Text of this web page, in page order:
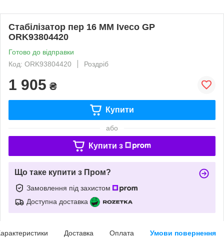
Стабілізатор пер 16 MM Iveco GP
ORK93804420
Готово до відправки
Код: ORK93804420
Роздріб
1 905 ₴
Купити
або
Купити з
Що таке купити з Пром?
Замовлення під захистом
Доступна доставка
Доставка Оплата Умови повернення